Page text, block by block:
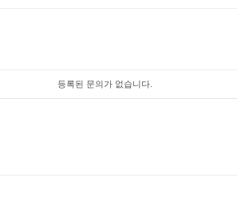
등록된 문의가 없습니다.